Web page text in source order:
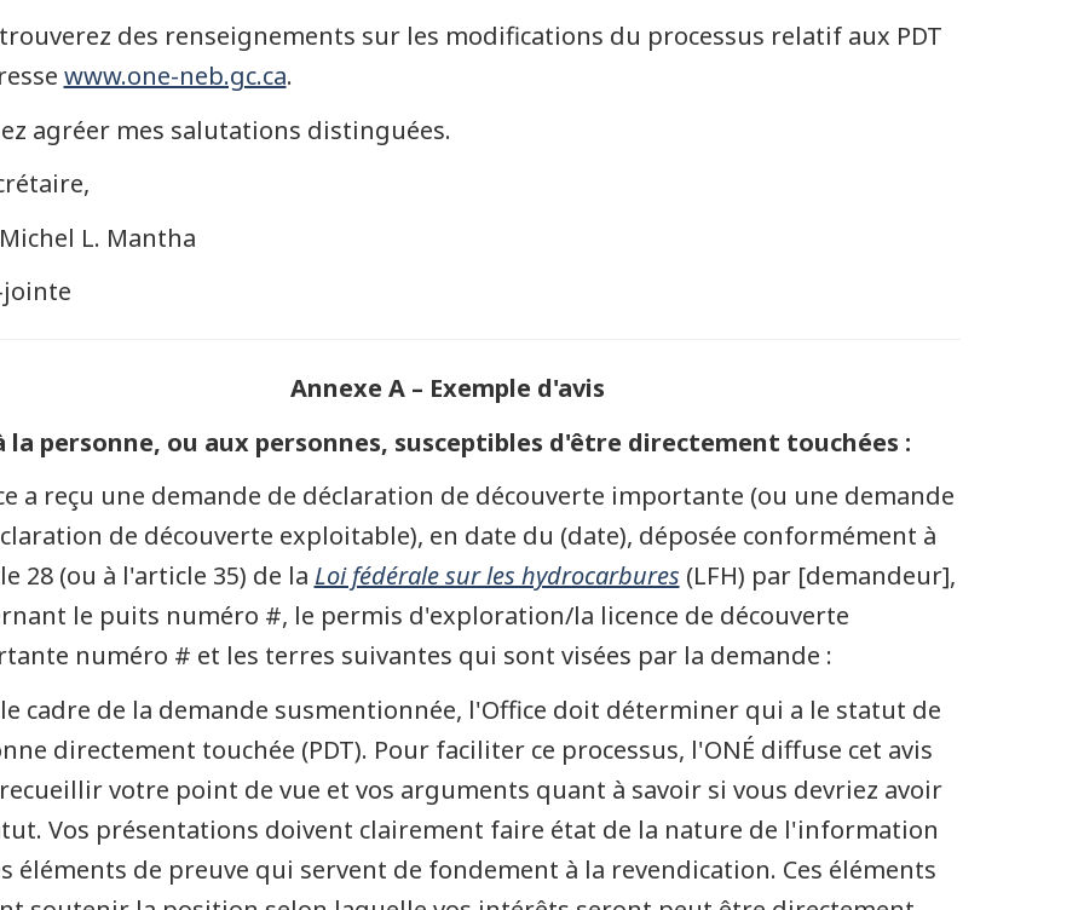
des renseignements sur les modifications du processus relatif aux PDT
www.one-neb.gc.ca.
agréer mes salutations distinguées.
L. Mantha
jointe
Annexe A – Exemple d'avis
la personne, ou aux personnes, susceptibles d'être directement touchées :
a reçu une demande de déclaration de découverte importante (ou une demande
de découverte exploitable), en date du (date), déposée conformément à
28 (ou à l'article 35) de la Loi fédérale sur les hydrocarbures (LFH) par [demandeur],
le puits numéro #, le permis d'exploration/la licence de découverte
numéro # et les terres suivantes qui sont visées par la demande :
cadre de la demande susmentionnée, l'Office doit déterminer qui a le statut de
directement touchée (PDT). Pour faciliter ce processus, l'ONÉ diffuse cet avis
votre point de vue et vos arguments quant à savoir si vous devriez avoir
Vos présentations doivent clairement faire état de la nature de l'information
éléments de preuve qui servent de fondement à la revendication. Ces éléments